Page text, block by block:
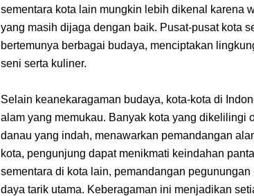
7 Fakta Queen One Piece, All Star Yang Jadi
7 Fakta Brook One Piece, Mantan Kapten Yang
Arti Bendera Tanzania, Ada Di Afrika Dengan
sementara kota lain mungkin lebih dikenal karena
yang masih dijaga dengan baik. Pusat-pusat kota
bertemunya berbagai budaya, menciptakan
seni serta kuliner.
Selain keanekaragaman budaya, kota-kota di
alam yang memukau. Banyak kota yang dikelilingi
danau yang indah, menawarkan pemandangan
kota, pengunjung dapat menikmati keindahan
sementara di kota lain, pemandangan
daya tarik utama. Keberagaman ini menjadikan